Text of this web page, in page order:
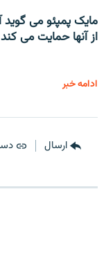
مایک پمپئو می گوید
از آنها حمایت می کند
ادامه خبر
ارسال